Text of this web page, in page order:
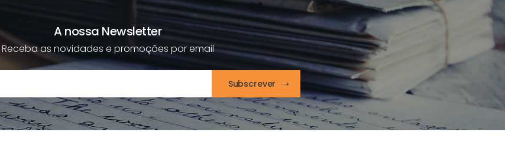
A nossa Newsletter
Receba as novidades e promoções por email
Subscrever